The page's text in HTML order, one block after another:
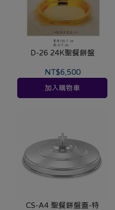
D-26 24K聖餐餅盤
NT$6,500
加入購物車
CS-A4 聖餐餅盤蓋-特